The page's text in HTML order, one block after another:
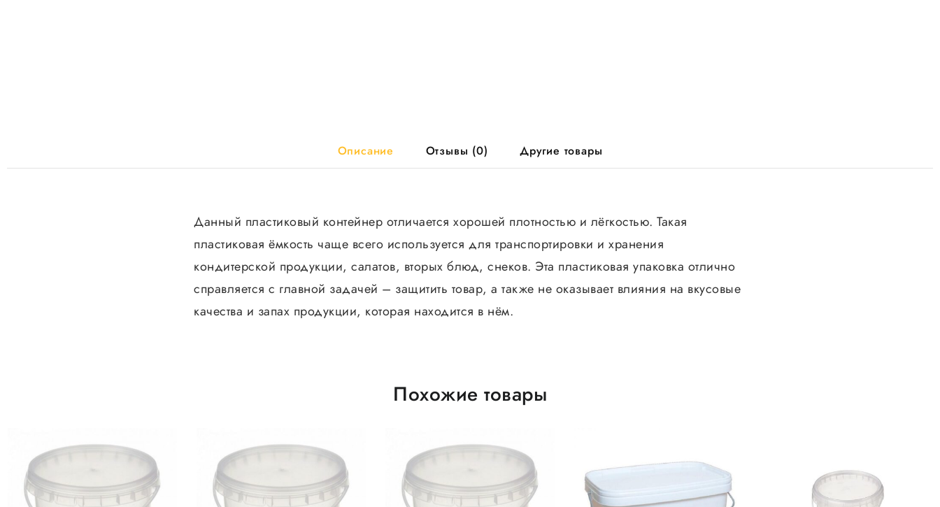
Описание Отзывы (0) Другие товары
Данный пластиковый контейнер отличается хорошей плотностью и лёгкостью. Такая
пластиковая ёмкость чаще всего используется для транспортировки и хранения
кондитерской продукции, салатов, вторых блюд, снеков. Эта пластиковая упаковка отлично
справляется с главной задачей – защитить товар, а также не оказывает влияния на вкусовые
качества и запах продукции, которая находится в нём.
Похожие товары